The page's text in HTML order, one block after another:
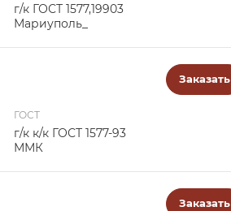
г/к ГОСТ 1577,19903
Мариуполь_
Заказать
ГОСТ
г/к к/к ГОСТ 1577-93
ММК
Заказать